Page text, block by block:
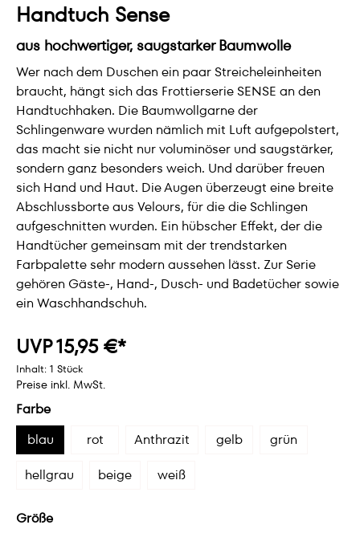
Handtuch Sense
aus hochwertiger, saugstarker Baumwolle
Wer nach dem Duschen ein paar Streicheleinheiten
braucht, hängt sich das Frottierserie SENSE an den
Handtuchhaken. Die Baumwollgarne der
Schlingenware wurden nämlich mit Luft aufgepolstert,
das macht sie nicht nur voluminöser und saugstärker,
sondern ganz besonders weich. Und darüber freuen
sich Hand und Haut. Die Augen überzeugt eine breite
Abschlussborte aus Velours, für die die Schlingen
aufgeschnitten wurden. Ein hübscher Effekt, der die
Handtücher gemeinsam mit der trendstarken
Farbpalette sehr modern aussehen lässt. Zur Serie
gehören Gäste-, Hand-, Dusch- und Badetücher sowie
ein Waschhandschuh.
UVP 15,95 €*
Inhalt: 1 Stück
Preise inkl. MwSt.
Farbe
blau
rot Anthrazit gelb
grün
hellgrau
beige weiß
Größe